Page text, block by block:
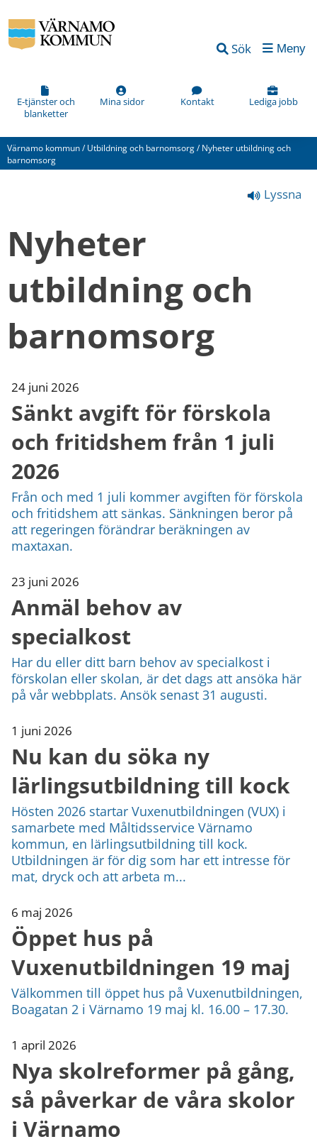
Sök Meny
E-tjänster och
blanketter
Mina sidor Kontakt Lediga jobb
Värnamo kommun/ Utbildning och barnomsorg/ Nyheter utbildning och
barnomsorg
Lyssna
Nyheter
utbildning och
barnomsorg
24 juni 2026
Sänkt avgift för förskola
och fritidshem från 1 juli
2026
Från och med 1 juli kommer avgiften för förskola
och fritidshem att sänkas. Sänkningen beror på
att regeringen förändrar beräkningen av
maxtaxan.
23 juni 2026
Anmäl behov av
specialkost
Har du eller ditt barn behov av specialkost i
förskolan eller skolan, är det dags att ansöka här
på vår webbplats. Ansök senast 31 augusti.
1 juni 2026
Nu kan du söka ny
lärlingsutbildning till kock
Hösten 2026 startar Vuxenutbildningen (VUX) i
samarbete med Måltidsservice Värnamo
kommun, en lärlingsutbildning till kock.
Utbildningen är för dig som har ett intresse för
mat, dryck och att arbeta m...
6 maj 2026
Öppet hus på
Vuxenutbildningen 19 maj
Välkommen till öppet hus på Vuxenutbildningen,
Boagatan 2 i Värnamo 19 maj kl. 16.00 – 17.30.
1 april 2026
Nya skolreformer på gång,
så påverkar de våra skolor
i Värnamo
Vad
kan
förbättra
den
här
(obligatorisk)
Hur
kan
göra
bättre
för
dig?
Webbadress
till
sidan
bifogas
meddelandet.